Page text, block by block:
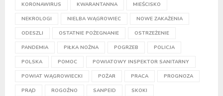
KORONAWIRUS KWARANTANNA MIEŚCISKO
NEKROLOGI NIELBA WĄGROWIEC NOWE ZAKAŻENIA
ODESZLI OSTATNIE POŻEGNANIE OSTRZEŻENIE
PANDEMIA PIŁKA NOŻNA POGRZEB POLICJA
POLSKA POMOC POWIATOWY INSPEKTOR SANITARNY
POWIAT WĄGROWIECKI POŻAR PRACA PROGNOZA
PRĄD ROGOŹNO SANPEID SKOKI